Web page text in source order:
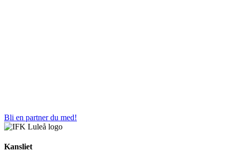
Bli en partner du med!
Kansliet